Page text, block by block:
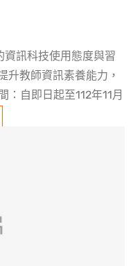
資訊科技使用態度與習
升教師資訊素養能力，
自即日起至112年11月